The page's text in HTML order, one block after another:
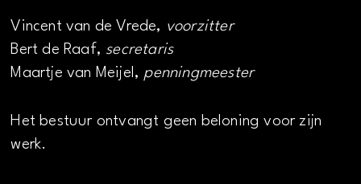
Vincent van de Vrede, voorzitter
Bert de Raaf, secretaris
Maartje van Meijel, penningmeester
Het bestuur ontvangt geen beloning voor zijn
werk.